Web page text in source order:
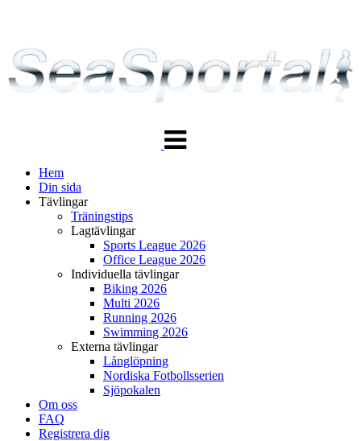
navigering
Hem
Din sida
Tävlingar
Träningstips
Lagtävlingar
Sports League 2026
Office League 2026
Individuella tävlingar
Biking 2026
Multi 2026
Running 2026
Swimming 2026
Externa tävlingar
Långlöpning
Nordiska Fotbollsserien
Sjöpokalen
Om oss
FAQ
Registrera dig